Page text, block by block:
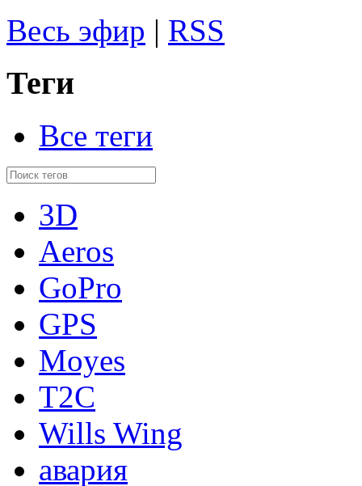
Весь эфир | RSS
Теги
Все теги
3D
Aeros
GoPro
GPS
Moyes
T2C
Wills Wing
авария